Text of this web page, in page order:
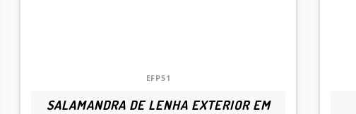
EFP51
SALAMANDRA DE LENHA EXTERIOR EM